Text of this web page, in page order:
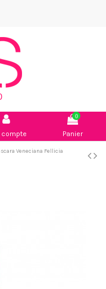
compte
0
Panier
Veneciana Fellicia